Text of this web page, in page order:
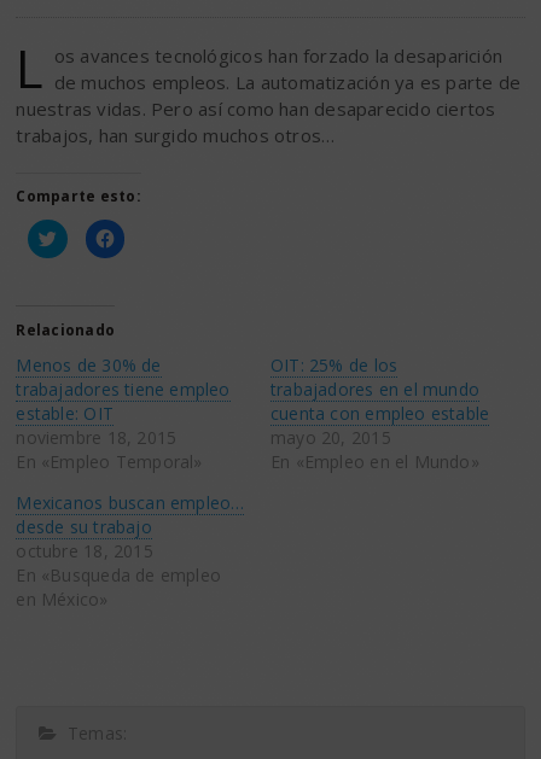
L os avances tecnológicos han forzado la desaparición
de muchos empleos. La automatización ya es parte de
nuestras vidas. Pero así como han desaparecido ciertos
trabajos, han surgido muchos otros…
Comparte esto:
Haz
clic
(Se
abre
una
ventana
nueva)
Haz
clic
una
ventana
nueva)
Relacionado
Menos de 30% de
trabajadores tiene empleo
estable: OIT
noviembre 18, 2015
En «Empleo Temporal»
OIT: 25% de los
trabajadores en el mundo
cuenta con empleo estable
mayo 20, 2015
En «Empleo en el Mundo»
Mexicanos buscan empleo…
desde su trabajo
octubre 18, 2015
En «Busqueda de empleo
en México»
Temas: